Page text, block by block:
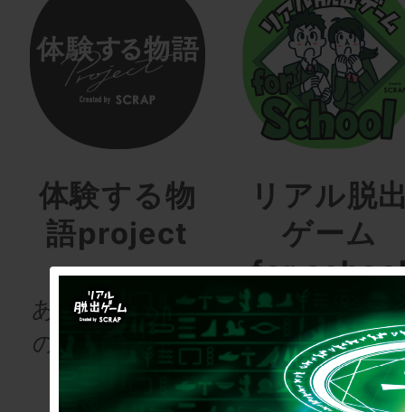
体験する物
語project
あなたも、物語
の登場人物にな
りませんか
リアル脱
ゲーム
for
次の授業は“謎
き”!?